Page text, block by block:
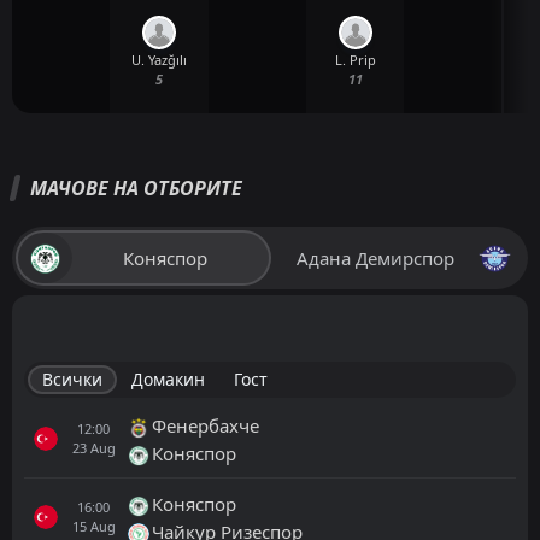
U. Yazğılı
5
L. Prip
11
МАЧОВЕ НА ОТБОРИТЕ
Коняспор Адана Демирспор
Всички Домакин Гост
12:00
23 Aug
Фенербахче
Коняспор
16:00
15 Aug
Коняспор
Чайкур Ризеспор